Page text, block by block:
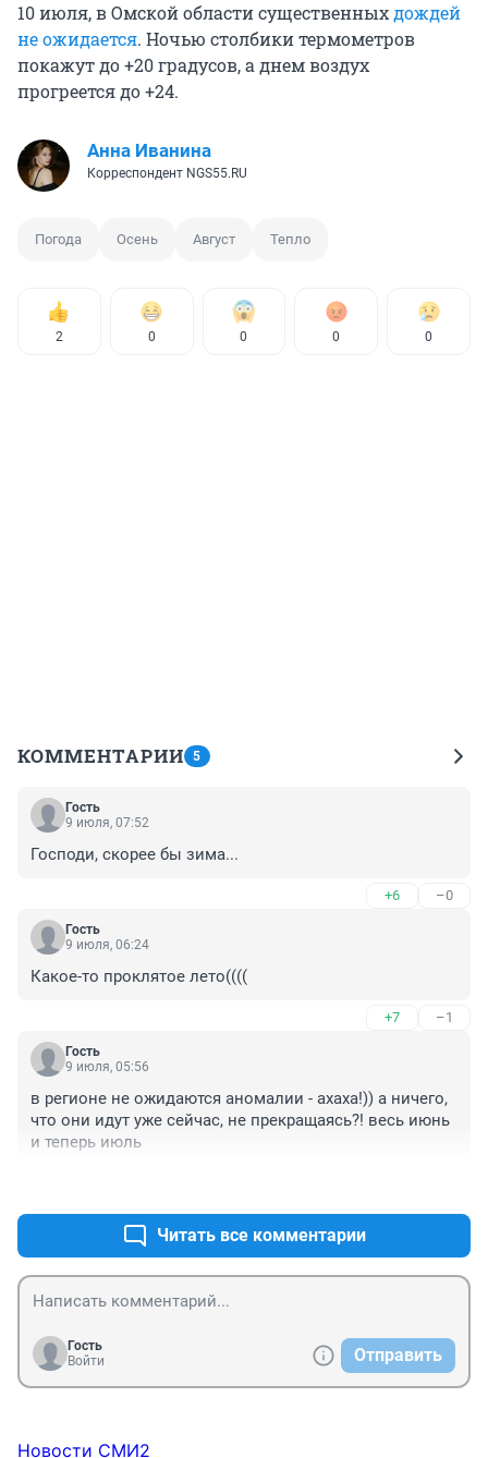
10 июля, в Омской области существенныхдождей
не ожидается. Ночью столбики термометров
покажут до +20 градусов, а днем воздух
прогреется до +24.
Анна Иванина
Корреспондент NGS55.RU
Погода Осень Август Тепло
2 0 0 0 0
КОММЕНТАРИИ 5
Гость
9 июля, 07:52
Господи, скорее бы зима...
+6 –0
Гость
9 июля, 06:24
Какое-то проклятое лето((((
+7 –1
Гость
9 июля, 05:56
в регионе не ожидаются аномалии - ахаха!)) а ничего,
что они идут уже сейчас, не прекращаясь?! весь июнь
и теперь июль
Читать все комментарии
Гость
Войти
Отправить
Новости СМИ2